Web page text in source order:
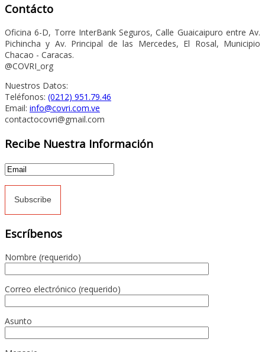
Contácto
Oficina 6-D, Torre InterBank Seguros, Calle Guaicaipuro entre Av.
Pichincha y Av. Principal de las Mercedes, El Rosal, Municipio
Chacao - Caracas.
@COVRI_org
Nuestros Datos:
Teléfonos: (0212) 951.79.46
Email: info@covri.com.ve
contactocovri@gmail.com
Recibe Nuestra Información
Escríbenos
Nombre (requerido)
Correo electrónico (requerido)
Asunto